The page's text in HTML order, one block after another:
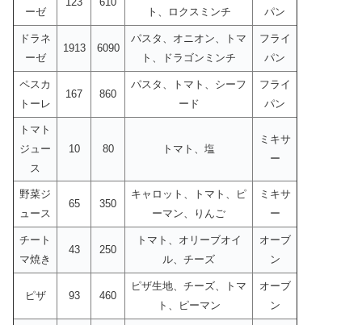
ーゼ
ト、ロクスミンチ
パン
ドラネ
ーゼ
1913 6090
パスタ、オニオン、トマ
ト、ドラゴンミンチ
フライ
パン
ペスカ
トーレ
167 860
パスタ、トマト、シーフ
ード
フライ
パン
トマト
ジュー
ス
10 80 トマト、塩
ミキサ
ー
野菜ジ
ュース
65 350
キャロット、トマト、ピ
ーマン、りんご
ミキサ
ー
チート
マ焼き
43 250
トマト、オリーブオイ
ル、チーズ
オーブ
ン
ピザ 93 460
ピザ生地、チーズ、トマ
ト、ピーマン
オーブ
ン